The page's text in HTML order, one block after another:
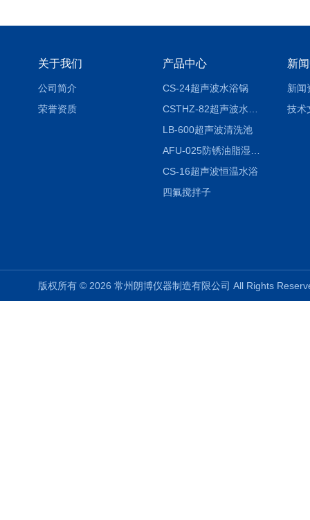
关于我们
公司简介
荣誉资质
产品中心
CS-24超声波水浴锅
LB-600超声波清洗池
CS-16超声波恒温水浴
四氟搅拌子
新
新闻
技术
版权所有 © 2026 常州朗博仪器制造有限公司 All Rights